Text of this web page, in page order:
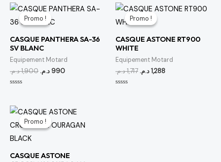
Promo !
Promo !
CASQUE PANTHERA SA-36
SV BLANC
Equipement Motard
1,900د.م.
Le
prix
initial
1,900 د.م..
990د.م.
Le
990 د.م..
5
Promo !
Promo !
CASQUE ASTONE RT900
WHITE
Equipement Motard
1,717د.م.
Le
prix
initial
1,717 د.م..
1,288د.م.
Le
1,288 د.م..
Promo !
Promo !
CASQUE ASTONE